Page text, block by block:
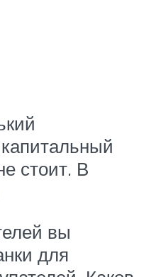
стоит. В
вы
для